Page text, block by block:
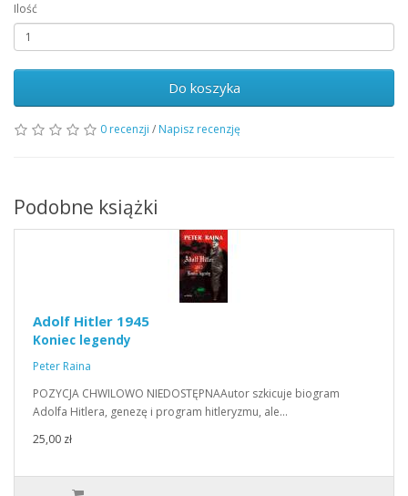
Ilość
Do koszyka
0 recenzji / Napisz recenzję
Podobne książki
Adolf Hitler 1945
Koniec legendy
Peter Raina
POZYCJA CHWILOWO NIEDOSTĘPNAAutor szkicuje biogram
Adolfa Hitlera, genezę i program hitleryzmu, ale…
25,00 zł